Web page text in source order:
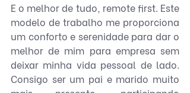
E o melhor de tudo, remote first. Este
modelo de trabalho me proporciona
um conforto e serenidade para dar o
melhor de mim para empresa sem
deixar minha vida pessoal de lado.
Consigo ser um pai e marido muito